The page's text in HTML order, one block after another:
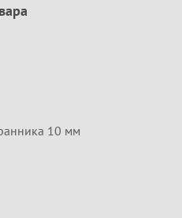
10 мм